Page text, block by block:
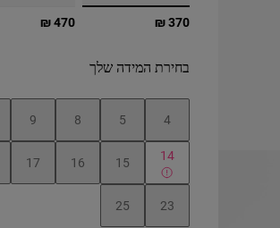
370 ₪
470 ₪
בחירת המידה שלך
4
5
8
9
14
15
16
17
23
25